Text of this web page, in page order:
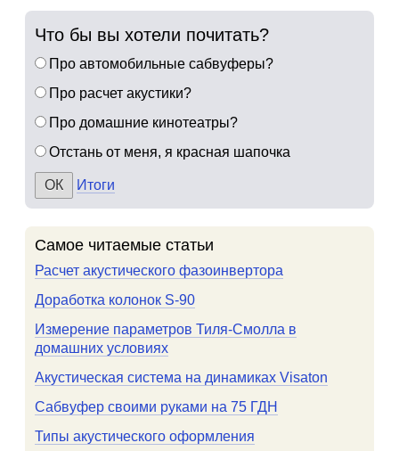
Что бы вы хотели почитать?
Про автомобильные сабвуферы?
Про расчет акустики?
Про домашние кинотеатры?
Отстань от меня, я красная шапочка
Итоги
Самое читаемые статьи
Расчет акустического фазоинвертора
Доработка колонок S-90
Измерение параметров Тиля-Смолла в
домашних условиях
Акустическая система на динамиках Visaton
Сабвуфер своими руками на 75 ГДН
Типы акустического оформления